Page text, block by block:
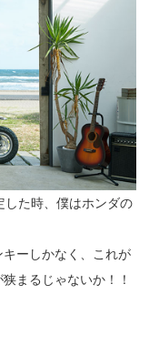
した時、僕はホンダの
ーしかなく、これが
まるじゃないか！！